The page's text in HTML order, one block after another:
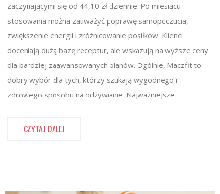
zaczynającymi się od 44,10 zł dziennie. Po miesiącu
stosowania można zauważyć poprawę samopoczucia,
zwiększenie energii i zróżnicowanie posiłków. Klienci
doceniają dużą bazę receptur, ale wskazują na wyższe ceny
dla bardziej zaawansowanych planów. Ogólnie, Maczfit to
dobry wybór dla tych, którzy szukają wygodnego i
zdrowego sposobu na odżywianie. Najważniejsze
CZYTAJ DALEJ